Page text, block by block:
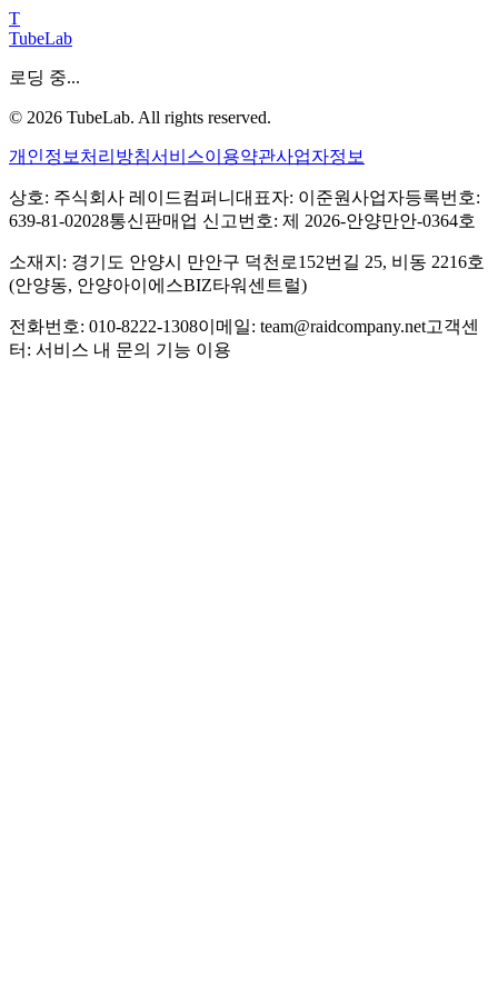
T
TubeLab
로딩 중...
© 2026 TubeLab. All rights reserved.
개인정보처리방침서비스이용약관사업자정보
상호: 주식회사 레이드컴퍼니 대표자: 이준원사업자등록번호:
639-81-02028통신판매업 신고번호: 제 2026-안양만안-0364호
소재지: 경기도 안양시 만안구 덕천로152번길 25, 비동 2216호
(안양동, 안양아이에스BIZ타워센트럴)
전화번호: 010-8222-1308이메일: team@raidcompany.net고객센
터: 서비스 내 문의 기능 이용